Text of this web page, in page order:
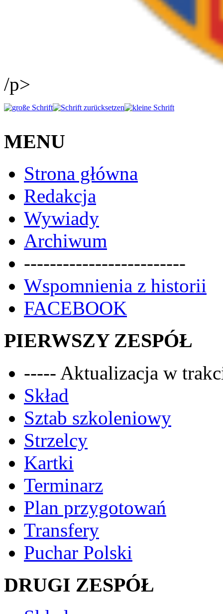
/p>
MENU
Strona główna
Redakcja
Wywiady
Archiwum
-------------------------
Wspomnienia z historii
FACEBOOK
PIERWSZY ZESPÓŁ
----- Aktualizacja w
Skład
Sztab szkoleniowy
Strzelcy
Kartki
Terminarz
Plan przygotowań
Transfery
Puchar Polski
DRUGI ZESPÓŁ